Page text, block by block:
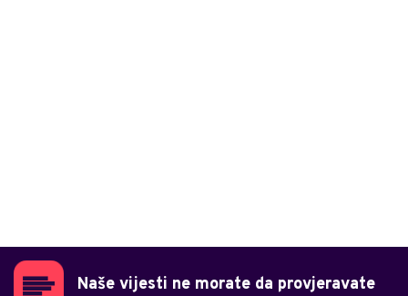
Naše vijesti ne morate da provjeravate